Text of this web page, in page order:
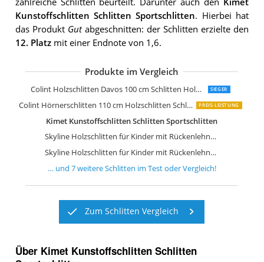
zahlreiche Schlitten beurteilt. Darunter auch den Kimet
Kunstoffschlitten Schlitten Sportschlitten. Hierbei hat
das Produkt Gutabgeschnitten: der Schlitten erzielte den
12. Platzmit einer Endnote von 1,6.
Produkte im Vergleich
Colint Holzschlitten Davos 100 cm Schlitten Holz Rodel DCL 60100 SIEGER
Colint Hörnerschlitten 110 cm Holzschlitten Schlitten Holz Rodel PREIS-LEISTUNG
Kimet Kunstoffschlitten Schlitten Sportschlitten
Skyline Holzschlitten für Kinder mit Rückenlehne Rodelschlitten Davoser Schlitten
Skyline Holzschlitten für Kinder mit Rückenlehne Rodelschlitten Davoser Schlitten
Colint R.P.L Hörnerrodel 110 cm
Kathrein Rodel Touren Rodel
… und 7weitereSchlitten im Test oder Vergleich!
Zum Schlitten Vergleich
Über Kimet Kunstoffschlitten Schlitten